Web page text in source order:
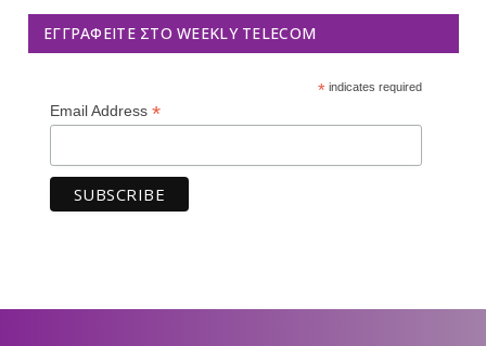
ΕΓΓΡΑΦΕΊΤΕ ΣΤΟ WEEKLY TELECOM
*indicates required
Email Address *